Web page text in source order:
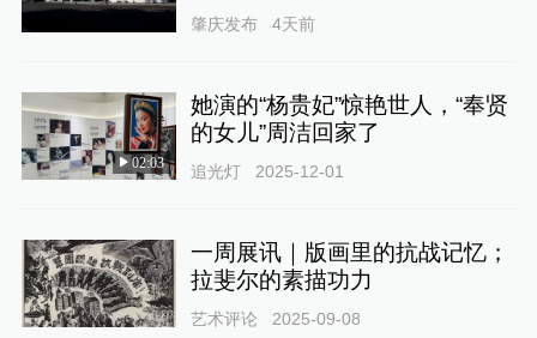
肇庆发布 4天前
02:03
她演的“杨贵妃”惊艳世人，“奉贤
的女儿”周洁回家了
追光灯 2025-12-01
一周展讯｜版画里的抗战记忆；
拉斐尔的素描功力
艺术评论 2025-09-08